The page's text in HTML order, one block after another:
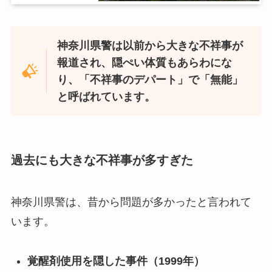
神奈川県警は以前から大きな不祥事が
報道され、隠ぺい体質もあらわにな
り、「不祥事のデパート」で「無能」
と呼ばれています。
過去にも大きな不祥事が多すぎた
神奈川県警は、昔から問題が多かったと言われて
います。
覚醒剤使用を隠した事件（1999年）